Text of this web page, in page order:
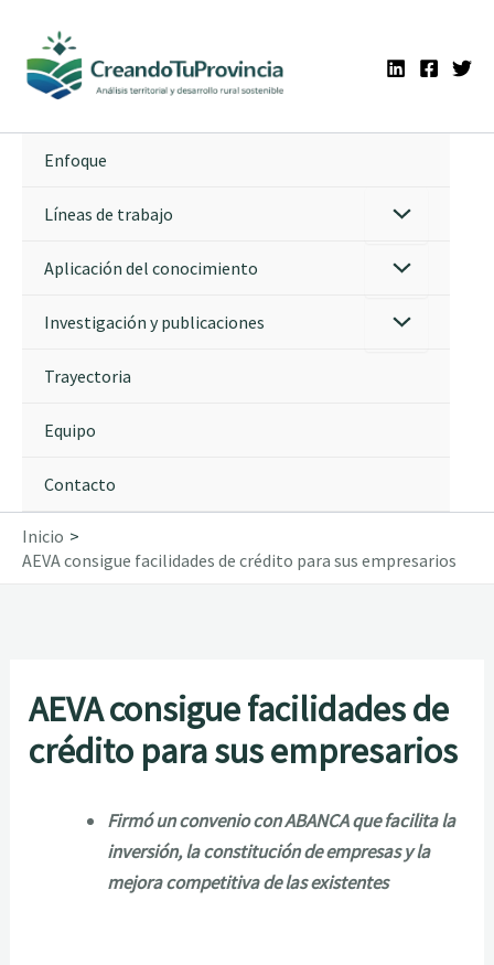
contenido
Enfoque
Líneas de trabajo
Aplicación del conocimiento
Investigación y publicaciones
Trayectoria
Equipo
Contacto
Inicio
AEVA consigue facilidades de crédito para sus empresarios
AEVA consigue facilidades de
crédito para sus empresarios
Firmó un convenio con ABANCA que facilita la
inversión, la constitución de empresas y la
mejora competitiva de las existentes